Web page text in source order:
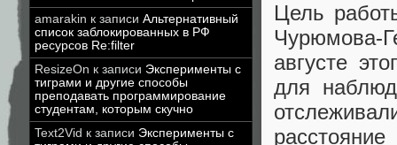
amarakin к записи Альтернативный
список заблокированных в РФ
ресурсов Re:filter
ResizeOn к записи Эксперименты с
тиграми и другие способы
преподавать программирование
студентам, которым скучно
Text2Vid к записи Эксперименты с
Цель
Чурюмова-
августе
для